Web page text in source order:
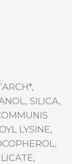
SILICA,
LYSINE,